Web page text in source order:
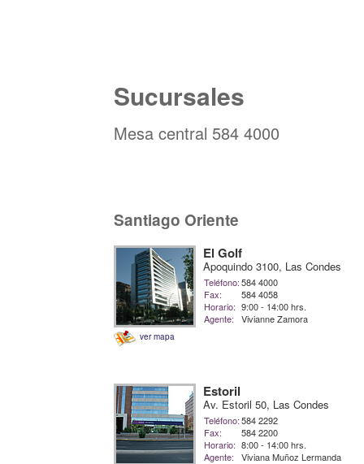
Sucursales
Mesa central 584 4000
Santiago Oriente
ver mapa
El Golf
Apoquindo 3100, Las Condes
Teléfono:584 4000
Fax:
584 4058
Horario: 9:00 - 14:00 hrs.
Agente:
Vivianne Zamora
Estoril
Av. Estoril 50, Las Condes
Teléfono:584 2292
Fax:
584 2200
Horario: 8:00 - 14:00 hrs.
Agente:
Viviana Muñoz Lermanda